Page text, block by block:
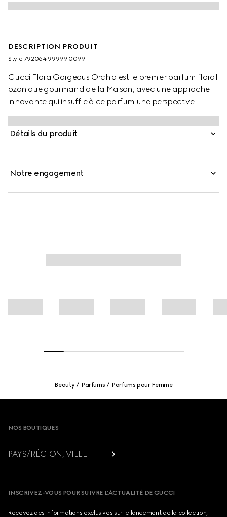
DESCRIPTION PRODUIT
Style ‎792064 99999 0099
Gucci Flora Gorgeous Orchid est le premier parfum floral
ozonique gourmand de la Maison, avec une approche
innovante qui insuffle à ce parfum une perspective
nouvelle sur la vanille. Cette création associe la douceur
familière de la vanille à des notes nées de l’accord
ozonique. Cette fusion non conventionnelle met encore
sommets. Grâce à son mélange unique de notes, la
Détails du produit
Notre engagement
Beauty Parfums Parfums pour Femme
NOS BOUTIQUES
PAYS/RÉGION, VILLE
INSCRIVEZ-VOUS POUR SUIVRE L’ACTUALITÉ DE GUCCI
Recevez des informations exclusives sur le lancement de la collection,